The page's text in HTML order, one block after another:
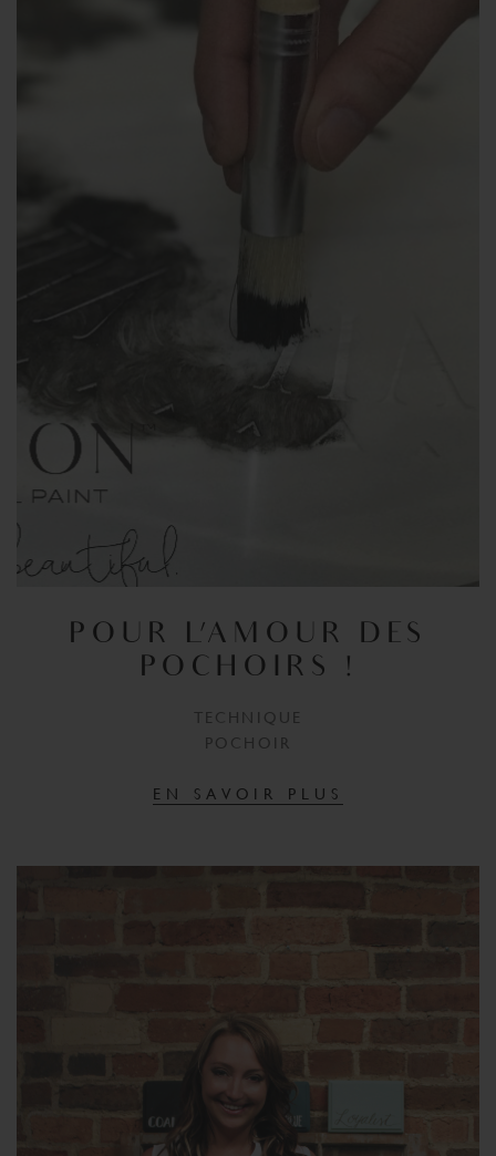
POUR L'AMOUR DES
POCHOIRS !
TECHNIQUE
POCHOIR
EN SAVOIR PLUS